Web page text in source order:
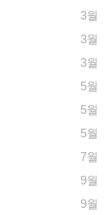
3월
3월
3월
5월
5월
5월
7월
9월
9월